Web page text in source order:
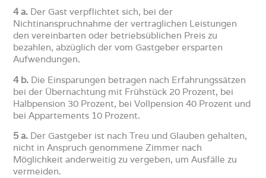
4 a. Der Gast verpflichtet sich, bei der
Nichtinanspruchnahme der vertraglichen Leistungen
den vereinbarten oder betriebsüblichen Preis zu
bezahlen, abzüglich der vom Gastgeber ersparten
Aufwendungen.
4 b. Die Einsparungen betragen nach Erfahrungssätzen
bei der Übernachtung mit Frühstück 20 Prozent, bei
Halbpension 30 Prozent, bei Vollpension 40 Prozent und
bei Appartements 10 Prozent.
5 a. Der Gastgeber ist nach Treu und Glauben gehalten,
nicht in Anspruch genommene Zimmer nach
Möglichkeit anderweitig zu vergeben, um Ausfälle zu
vermeiden.